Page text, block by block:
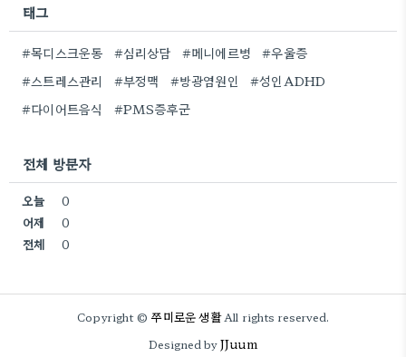
태그
#목디스크운동 #심리상담 #메니에르병
#우울증
#스트레스관리
#부정맥 #방광염원인
#성인ADHD
#다이어트음식
#PMS증후군
전체 방문자
오늘
0
어제
0
전체
0
Copyright ©쭈미로운 생활All rights reserved.
Designed byJJuum